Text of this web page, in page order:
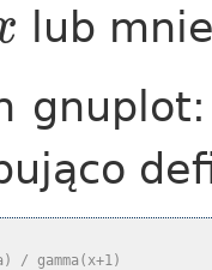
lub
/ gamma(x+1)